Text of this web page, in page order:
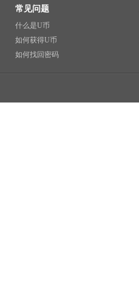
常见问题
什么是U币
如何获得U币
如何找回密码